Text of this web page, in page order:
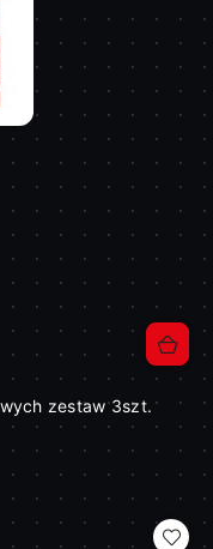
zestaw 3szt.